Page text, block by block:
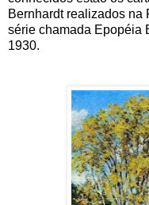
Bernhardt realizados na
série chamada Epopéia
1930.